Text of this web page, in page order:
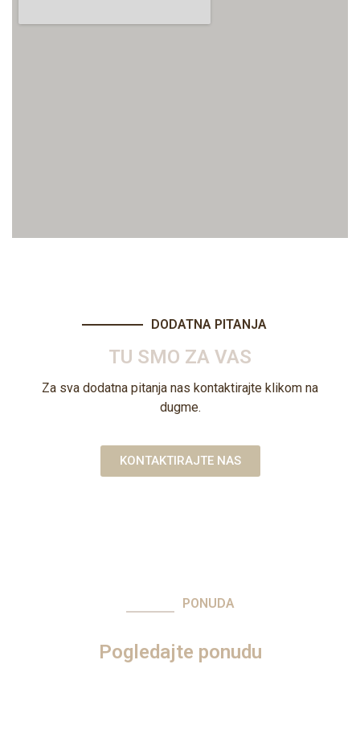
DODATNA PITANJA
TU SMO ZA VAS
Za sva dodatna pitanja nas kontaktirajte klikom na
dugme.
KONTAKTIRAJTE NAS
PONUDA
Pogledajte ponudu